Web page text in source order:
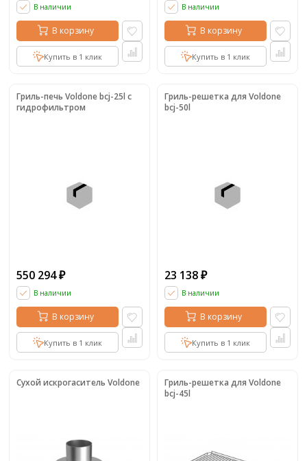
В наличии
В корзину
Купить в 1 клик
В наличии
В корзину
Купить в 1 клик
Гриль-печь Voldone bcj-25l с
гидрофильтром
550 294 ₽
В наличии
В корзину
Купить в 1 клик
Гриль-решетка для Voldone
bcj-50l
23 138 ₽
В наличии
В корзину
Купить в 1 клик
Сухой искрогаситель Voldone
Гриль-решетка для Voldone
bcj-45l